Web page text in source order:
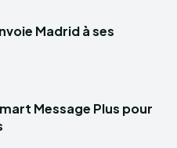
Madrid à ses
Message Plus pour